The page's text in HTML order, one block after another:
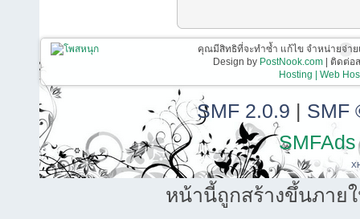
คุณมีสิทธิที่จะทำซ้ำ แก้ไข จำหน่ายจ่า
Design by PostNook.com| ติดต่อส
Hosting | Web
SMF 2.0.9 | SMF
SMFAds
หน้านี้ถูกสร้างขึ้นภาย